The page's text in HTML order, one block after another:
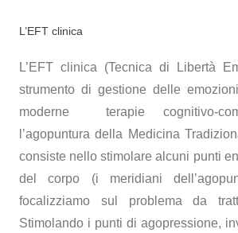
L’EFT clinica
L’EFT clinica (Tecnica di Libertà
strumento di gestione delle
moderne terapie cognitivo-
l’agopuntura della Medicina
consiste nello stimolare alcuni punti
del corpo (i meridiani
focalizziamo sul problema da
Stimolando i punti di agopressione,